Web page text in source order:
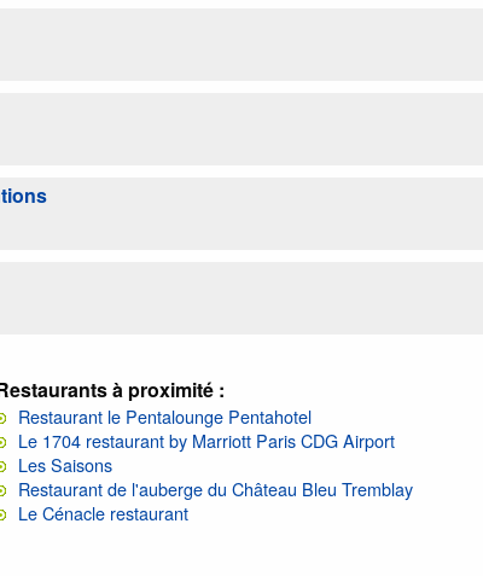
à proximité :
Restaurant le Pentalounge Pentahotel
Le 1704 restaurant by Marriott Paris CDG Airport
Les Saisons
Restaurant de l'auberge du Château Bleu Tremblay
Le Cénacle restaurant